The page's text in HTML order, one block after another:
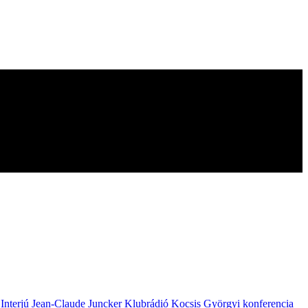
Interjú Jean-Claude Juncker Klubrádió Kocsis Györgyi konferencia